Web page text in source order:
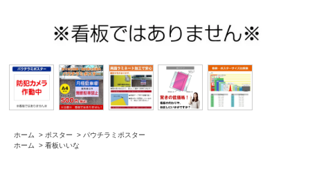
ホーム > ポスター > パウチラミポスター
ホーム
> 看板いいな